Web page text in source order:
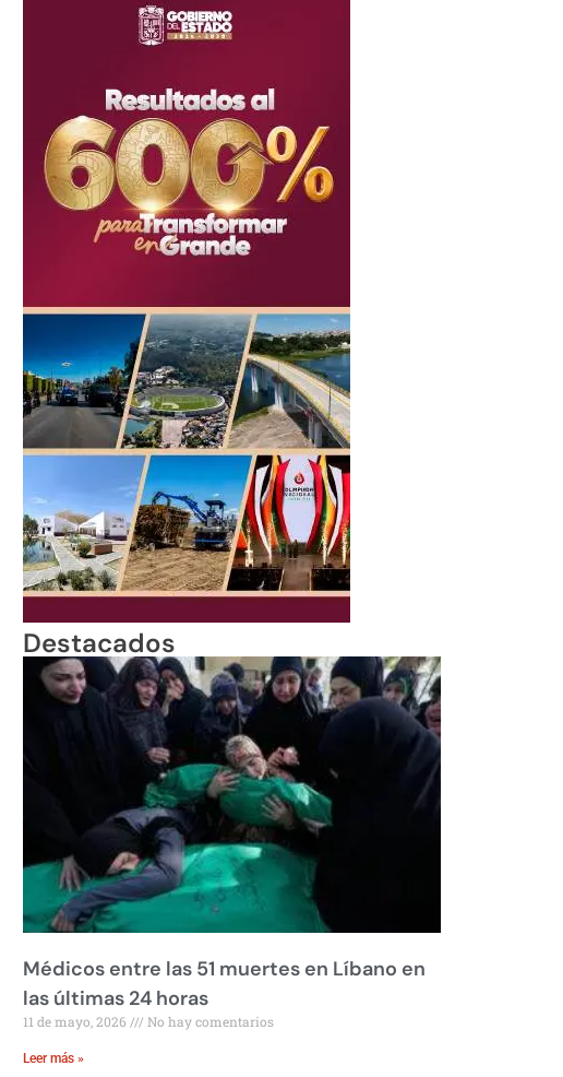
Destacados
Médicos entre las 51 muertes en Líbano en
las últimas 24 horas
11 de mayo, 2026 No hay comentarios
Leer más »